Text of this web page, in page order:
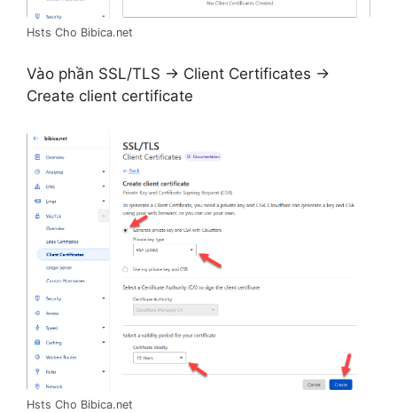
Hsts Cho Bibica.net
Vào phần SSL/TLS -> Client Certificates ->
Create client certificate
Hsts Cho Bibica.net